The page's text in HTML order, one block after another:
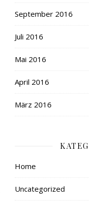
September 2016
Juli 2016
Mai 2016
April 2016
März 2016
Home
Uncategorized